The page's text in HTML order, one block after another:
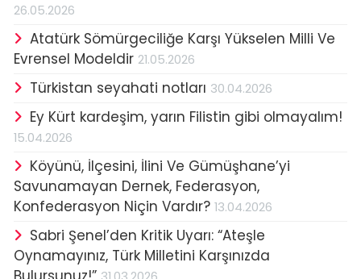
26.05.2026
Atatürk Sömürgeciliğe Karşı Yükselen Milli Ve
Evrensel Modeldir 21.05.2026
Türkistan seyahati notları 30.04.2026
Ey Kürt kardeşim, yarın Filistin gibi olmayalım!
15.04.2026
Köyünü, İlçesini, İlini Ve Gümüşhane’yi
Savunamayan Dernek, Federasyon,
Konfederasyon Niçin Vardır? 13.04.2026
Sabri Şenel’den Kritik Uyarı: “Ateşle
Oynamayınız, Türk Milletini Karşınızda